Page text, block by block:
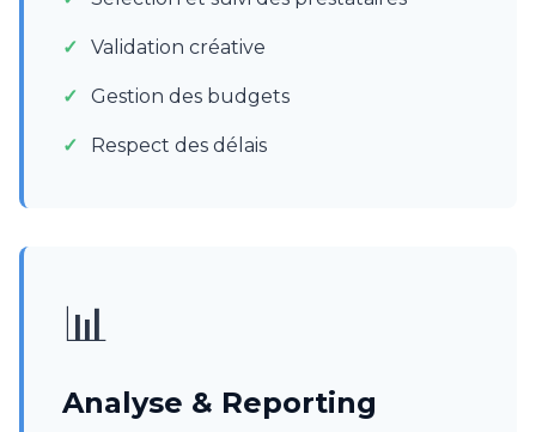
Validation créative
Gestion des budgets
Respect des délais
📊
Analyse & Reporting